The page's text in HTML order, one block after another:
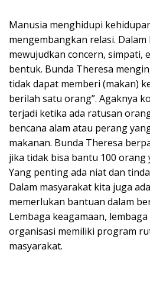
Manusia menghidupi
mengembangkan relasi.
mewujudkan concern, simpati,
bentuk. Bunda Theresa
tidak dapat memberi (makan)
berilah satu orang”. Agaknya
terjadi ketika ada ratusan
bencana alam atau perang
makanan. Bunda Theresa
jika tidak bisa bantu 100 orang
Yang penting ada niat dan
Dalam masyarakat kita juga
memerlukan bantuan dalam
Lembaga keagamaan,
organisasi memiliki program
masyarakat.